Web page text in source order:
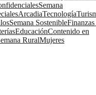
Semana
ArcadiaTecnología
Semana SostenibleFinanzas
EducaciónContenido en
RuralMujeres